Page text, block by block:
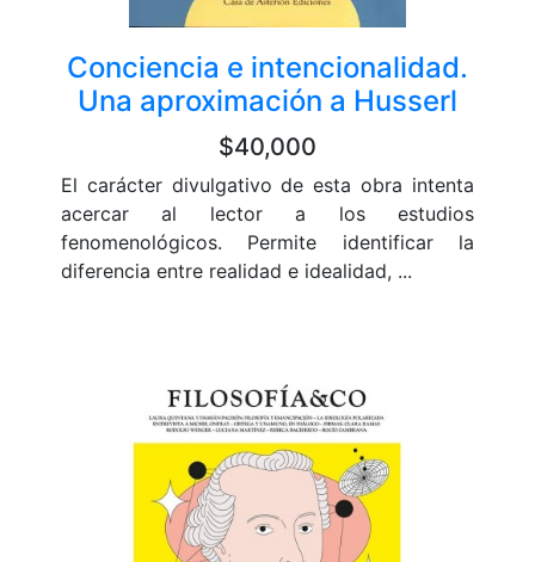
Conciencia e intencionalidad.
Una aproximación a Husserl
$40,000
El carácter divulgativo de esta obra intenta
acercar al lector a los estudios
fenomenológicos. Permite identificar la
diferencia entre realidad e idealidad, ...